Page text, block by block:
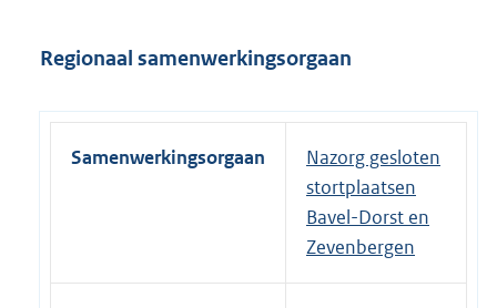
Regionaal samenwerkingsorgaan
Samenwerkingsorgaan
Nazorg gesloten
stortplaatsen
Bavel-Dorst en
Zevenbergen